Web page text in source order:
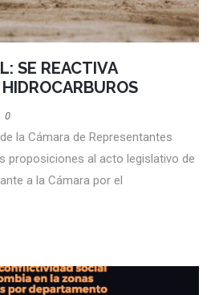
SE REACTIVA
0
la Cámara de Representantes
proposiciones al acto legislativo de
a la Cámara por el